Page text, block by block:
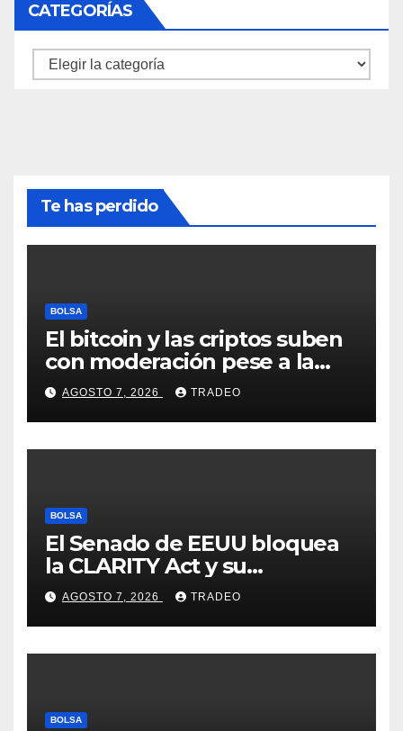
CATEGORÍAS
Categorías
Te has perdido
BOLSA
El bitcoin y las criptos suben
con moderación pese a la
incertidumbre en Oriente
Medio
AGOSTO 7, 2026 TRADEO
BOLSA
El Senado de EEUU bloquea
la CLARITY Act y su
aprobación en 2026 peligra
AGOSTO 7, 2026 TRADEO
BOLSA